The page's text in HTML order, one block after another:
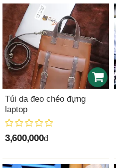
Túi da đeo chéo đựng
laptop
3,600,000đ